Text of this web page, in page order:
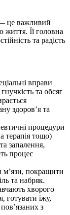
— це важливий
життя. Її головна
та радість
вправи
та обсяг
здоров’я та
процедури
терапія тощо)
запалення,
процес
м’язи, покращити
та набряк.
хворого
готувати їжу,
з